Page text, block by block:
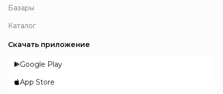
Базары
Каталог
Скачать приложение
Google Play
App Store